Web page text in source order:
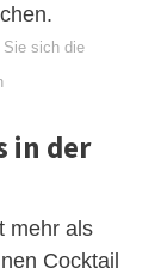
Sie sich die
in der
mehr als
Cocktail